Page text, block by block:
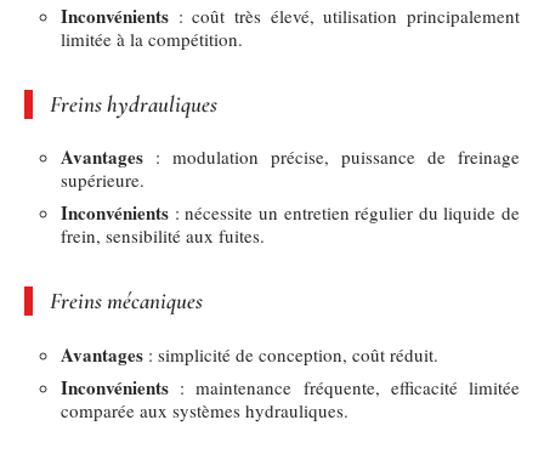
Inconvénients : coût très élevé, utilisation principalement
limitée à la compétition.
Freins hydrauliques
Avantages : modulation précise, puissance de freinage
supérieure.
Inconvénients : nécessite un entretien régulier du liquide de
frein, sensibilité aux fuites.
Freins mécaniques
Avantages : simplicité de conception, coût réduit.
Inconvénients : maintenance fréquente, efficacité limitée
comparée aux systèmes hydrauliques.